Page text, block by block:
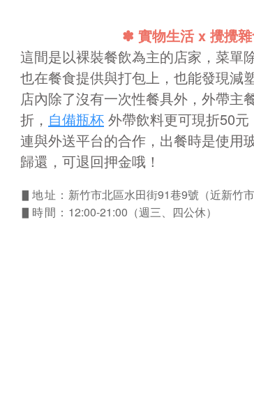
✽ 實物生活 x 攪攪
這間是以裸裝餐飲為主的店家，菜單
也在餐食提供與打包上，也能發現減
店內除了沒有一次性餐具外，外帶主
折， 自備瓶杯 外帶飲料更可現折50元
連與外送平台的合作，出餐時是使用
歸還，可退回押金哦！
▋地址： 新竹市北區水田街91巷9號（近新竹市
▋時間： 12:00-21:00（週三、四公休）